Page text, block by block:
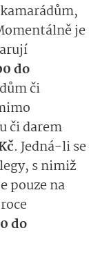
je
do
či
či darem
. Jedná-li se
s nimiž
pouze na
do